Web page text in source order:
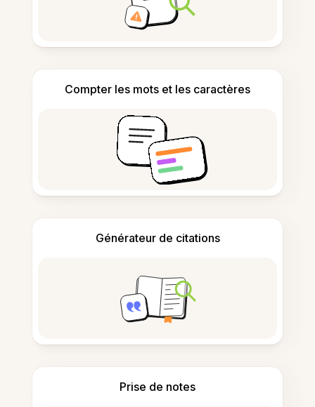
Compter les mots et les caractères
Générateur de citations
Prise de notes